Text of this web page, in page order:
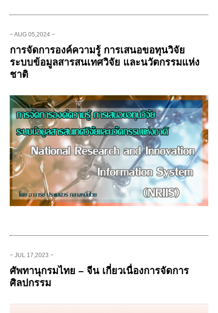
− AUG 05,2024 −
การจัดการองค์ความรู้ การเสนอขอทุนวิจัย
ระบบข้อมูลสารสนเทศวิจัย และนวัตกรรมแห่ง
ชาติ
− JUL 17,2023 −
ศัพทานุกรมไทย – จีน เกี่ยวเนื่องการจัดการ
ศิลปกรรม